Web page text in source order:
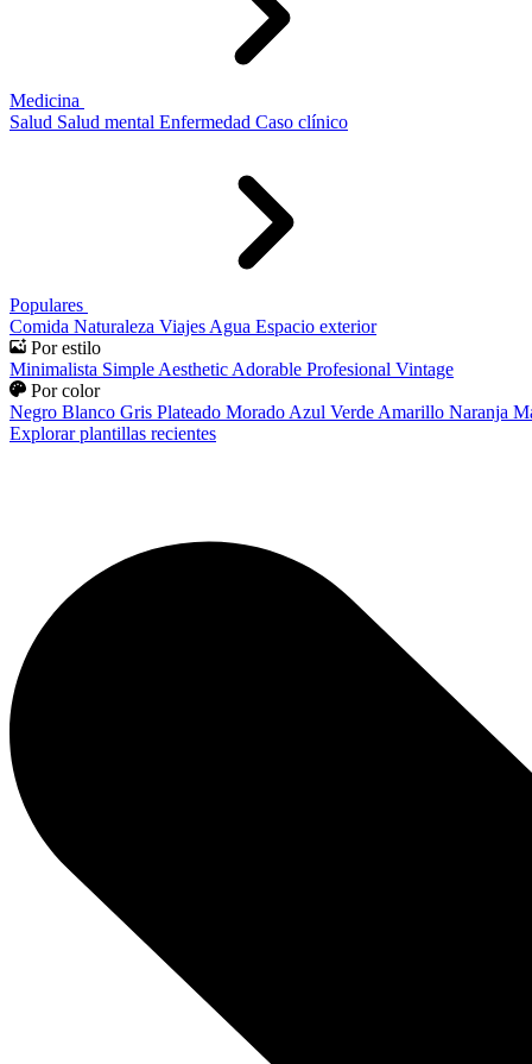
Medicina
Salud Salud mental Enfermedad Caso clínico
Populares
Comida Naturaleza Viajes Agua Espacio exterior
Por estilo
Minimalista Simple Aesthetic Adorable Profesional Vintage
Por color
Negro Blanco Gris Plateado Morado Azul Verde Amarillo Naranja
Explorar plantillas recientes